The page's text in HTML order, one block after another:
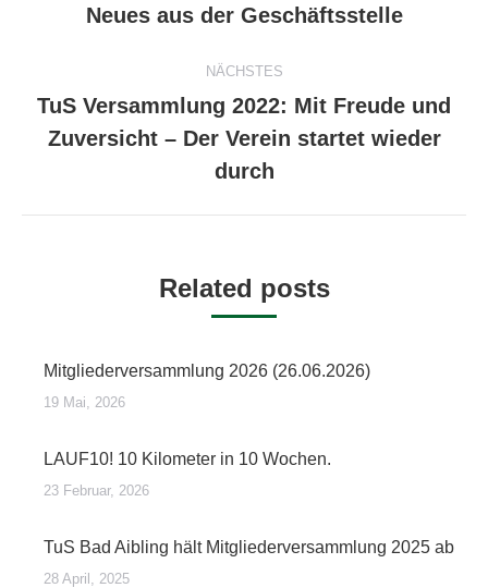
Vorheriger
Neues aus der Geschäftsstelle
NÄCHSTES
Nächster
Beitrag:
TuS Versammlung 2022: Mit Freude und
Zuversicht – Der Verein startet wieder
durch
Related posts
Mitgliederversammlung 2026 (26.06.2026)
19 Mai, 2026
LAUF10! 10 Kilometer in 10 Wochen.
23 Februar, 2026
TuS Bad Aibling hält Mitgliederversammlung 2025 ab
28 April, 2025